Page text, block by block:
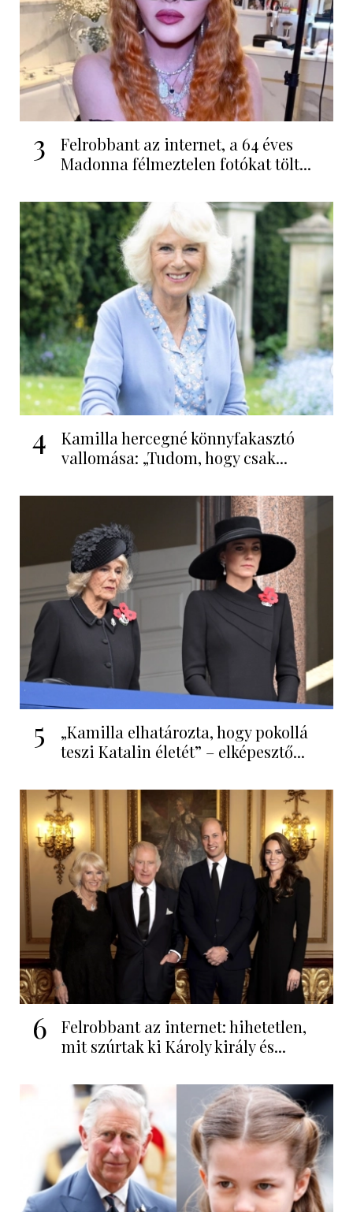
3
Felrobbant az internet, a 64 éves
Madonna félmeztelen fotókat tölt...
4
Kamilla hercegné könnyfakasztó
vallomása: „Tudom, hogy csak...
5
„Kamilla elhatározta, hogy pokollá
teszi Katalin életét” – elképesztő...
6
Felrobbant az internet: hihetetlen,
mit szúrtak ki Károly király és...